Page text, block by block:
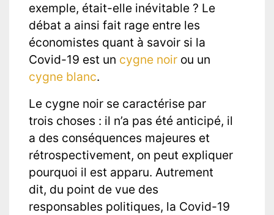
exemple, était-elle inévitable ? Le
débat a ainsi fait rage entre les
économistes quant à savoir si la
Covid-19 est un cygne noir ou un
cygne blanc.
Le cygne noir se caractérise par
trois choses : il n’a pas été anticipé, il
a des conséquences majeures et
rétrospectivement, on peut expliquer
pourquoi il est apparu. Autrement
dit, du point de vue des
responsables politiques, la Covid-19